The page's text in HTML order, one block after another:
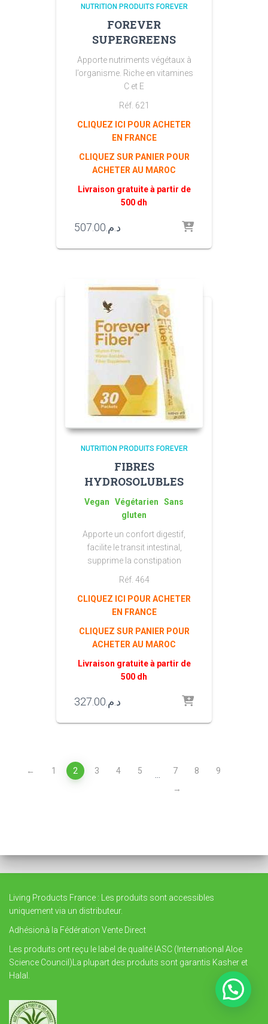
NUTRITION PRODUITS FOREVER
FOREVER
SUPERGREENS
Apporte nutriments végétaux à
l’organisme. Riche en vitamines
C et E
Réf. 621
CLIQUEZ ICI POUR ACHETER
EN FRANCE
CLIQUEZ SUR PANIER POUR
ACHETER AU MAROC
Livraison gratuite à partir de
500 dh
د.م. 507.00
NUTRITION PRODUITS FOREVER
FIBRES
HYDROSOLUBLES
Vegan Végétarien Sans
gluten
Apporte un confort digestif,
facilite le transit intestinal,
supprime la constipation
Réf. 464
CLIQUEZ ICI POUR ACHETER
EN FRANCE
CLIQUEZ SUR PANIER POUR
ACHETER AU MAROC
Livraison gratuite à partir de
500 dh
د.م. 327.00
← 1 2 3 4 5 7 8
9
→
Living Products France : Les produits sont accessibles
uniquement via un distributeur.
Adhésionà la Fédération Vente Direct
Les produits ont reçu le label de qualité IASC (International Aloe
Science Council)La plupart des produits sont garantis Kasher et
Halal.